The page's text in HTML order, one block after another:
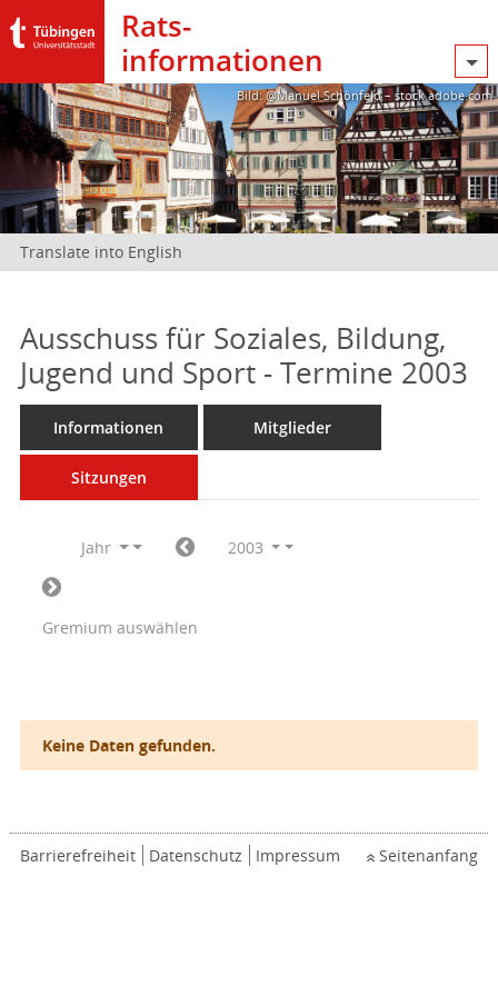
Rats­
informationen
Bild: @Manuel Schönfeld – stock.adobe.com
Translate into English
Ausschuss für Soziales, Bildung,
Jugend und Sport - Termine 2003
Informationen Mitglieder
Sitzungen
Jahr 2003
Gremium auswählen
Keine Daten gefunden.
Barrierefreiheit Datenschutz Impressum Seitenanfang